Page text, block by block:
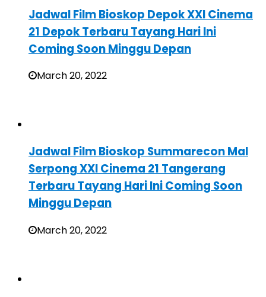
Jadwal Film Bioskop Depok XXI Cinema
21 Depok Terbaru Tayang Hari Ini
Coming Soon Minggu Depan
March 20, 2022
Jadwal Film Bioskop Summarecon Mal
Serpong XXI Cinema 21 Tangerang
Terbaru Tayang Hari Ini Coming Soon
Minggu Depan
March 20, 2022